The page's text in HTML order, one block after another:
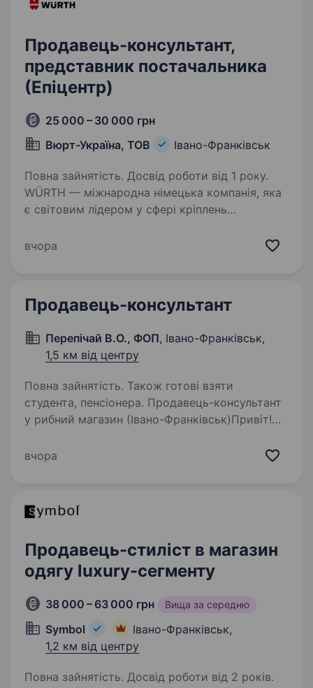
Продавець-консультант,
представник постачальника
(Епіцентр)
25 000 – 30 000 грн
Вюрт-Україна, ТОВ
Івано-Франківськ
Повна зайнятість. Досвід роботи від 1 року.
WÜRTH — міжнародна німецька компанія, яка
є світовим лідером у сфері кріплень
гравців у сегментах будівництва, автосервісу
вчора
Продавець-консультант
Перепічай В.О., ФОП, Івано-Франківськ,
1,5 км від центру
Повна зайнятість. Також готові взяти
студента, пенсіонера. Продавець-консультант
у рибний магазин (Івано-Франківськ)Привіт!
в самому серці Івано-Франківська. Любимо
вчора
Продавець-стиліст в магазин
одягу luxury-сегменту
38 000 – 63 000 грн Вища за середню
Symbol
Івано-Франківськ,
1,2 км від центру
Повна зайнятість. Досвід роботи від 2 років.